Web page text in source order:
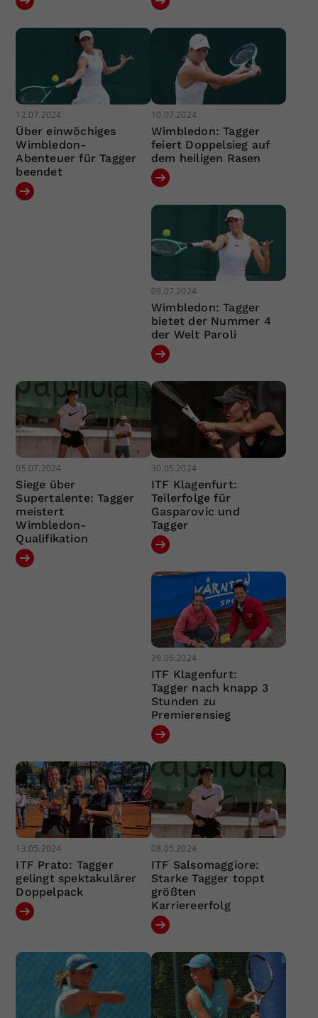
12.07.2024
Über einwöchiges
Wimbledon-
Abenteuer für Tagger
beendet
10.07.2024
Wimbledon: Tagger
feiert Doppelsieg auf
dem heiligen Rasen
09.07.2024
Wimbledon: Tagger
bietet der Nummer 4
der Welt Paroli
05.07.2024
Siege über
Supertalente: Tagger
meistert
Wimbledon-
Qualifikation
30.05.2024
ITF Klagenfurt:
Teilerfolge für
Gasparovic und
Tagger
29.05.2024
ITF Klagenfurt:
Tagger nach knapp 3
Stunden zu
Premierensieg
13.05.2024
ITF Prato: Tagger
gelingt spektakulärer
Doppelpack
08.05.2024
ITF Salsomaggiore:
Starke Tagger toppt
größten
Karriereerfolg